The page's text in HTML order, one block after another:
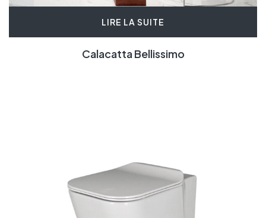
LIRE LA SUITE
Calacatta Bellissimo